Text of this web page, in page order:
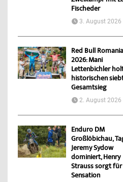
Fischeder
3. August 2026
Red Bull
2026: Mani
Lettenbichler
historischen
Gesamtsieg
2. August 2026
Enduro DM
Großlöbichau,
Jeremy Sydow
dominiert, Henry
Strauss sorgt
Sensation